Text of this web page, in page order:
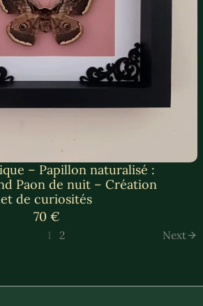
– Papillon naturalisé :
Paon de nuit – Création
de curiosités
70 €
1 2 Next